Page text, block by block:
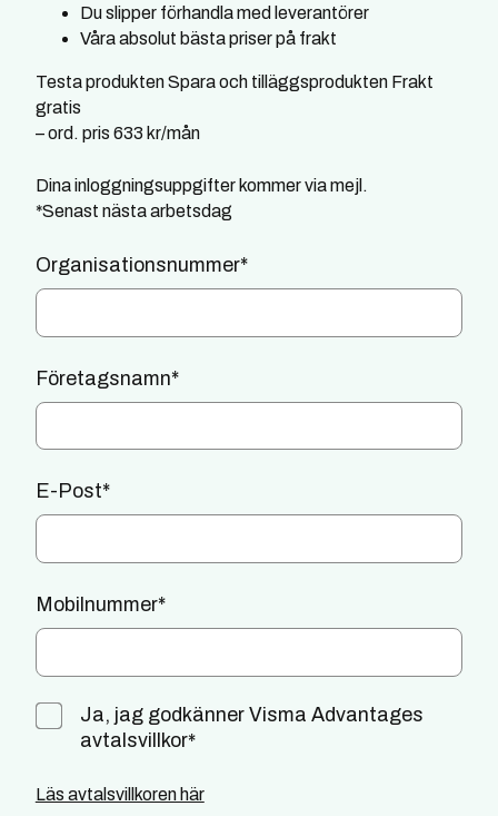
Du slipper förhandla med leverantörer
Våra absolut bästa priser på frakt
Testa produkten Spara och tilläggsprodukten Frakt
gratis
– ord. pris 633 kr/mån
Dina inloggningsuppgifter kommer via mejl.
*Senast nästa arbetsdag
Organisationsnummer*
Företagsnamn*
E-Post*
Mobilnummer*
Ja, jag godkänner Visma Advantages
avtalsvillkor*
Läs avtalsvillkoren här